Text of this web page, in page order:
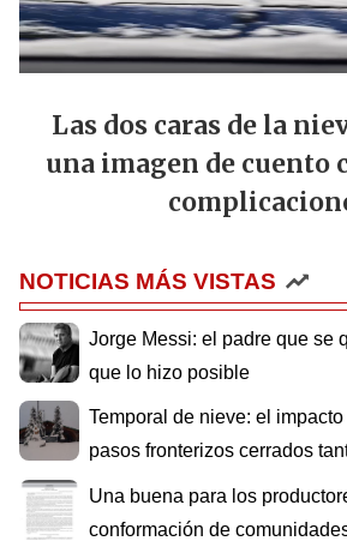
Las dos caras de la
una imagen de cuento
NOTICIAS MÁS VISTAS
Jorge Messi: el padre que se
que lo hizo posible
Temporal de nieve: el
pasos fronterizos cerrados
Una buena para los
conformación de